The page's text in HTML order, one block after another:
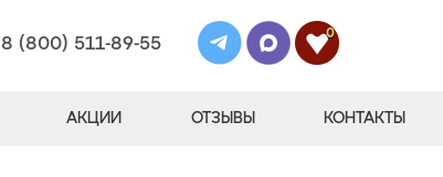
8 (800) 511-89-55
0
АКЦИИ ОТЗЫВЫ КОНТАКТЫ